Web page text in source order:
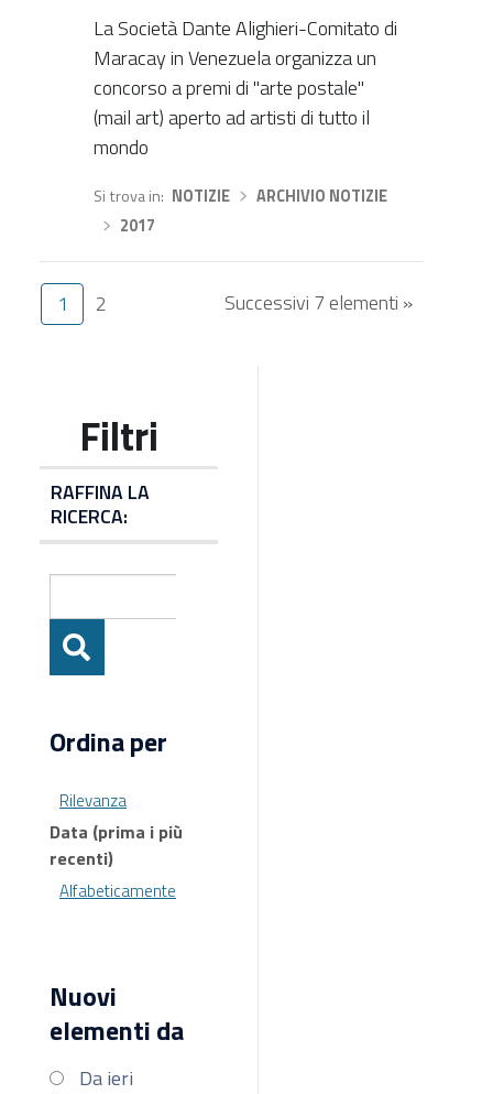
La Società Dante Alighieri-Comitato di
Maracay in Venezuela organizza un
concorso a premi di "arte postale"
(mail art) aperto ad artisti di tutto il
mondo
Si trova in NOTIZIE›
ARCHIVIO NOTIZIE
2017
Successivi 7 elementi »
1 2
RAFFINA LA
RICERCA:
Ordina per
Rilevanza
Data (prima i più
recenti)
Alfabeticamente
Nuovi
elementi da
Da ieri